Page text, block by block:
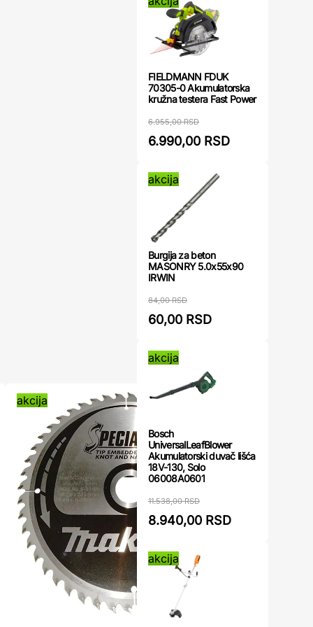
akcija
FIELDMANN FDUK
70305-0 Akumulatorska
kružna testera Fast Power
6.955,00 RSD
6.990,00 RSD
akcija
Burgija za beton
MASONRY 5.0x55x90
IRWIN
84,00 RSD
60,00 RSD
akcija
Bosch
UniversalLeafBlower
Akumulatorski duvač lišća
18V-130, Solo
06008A0601
11.538,00 RSD
8.940,00 RSD
akcija